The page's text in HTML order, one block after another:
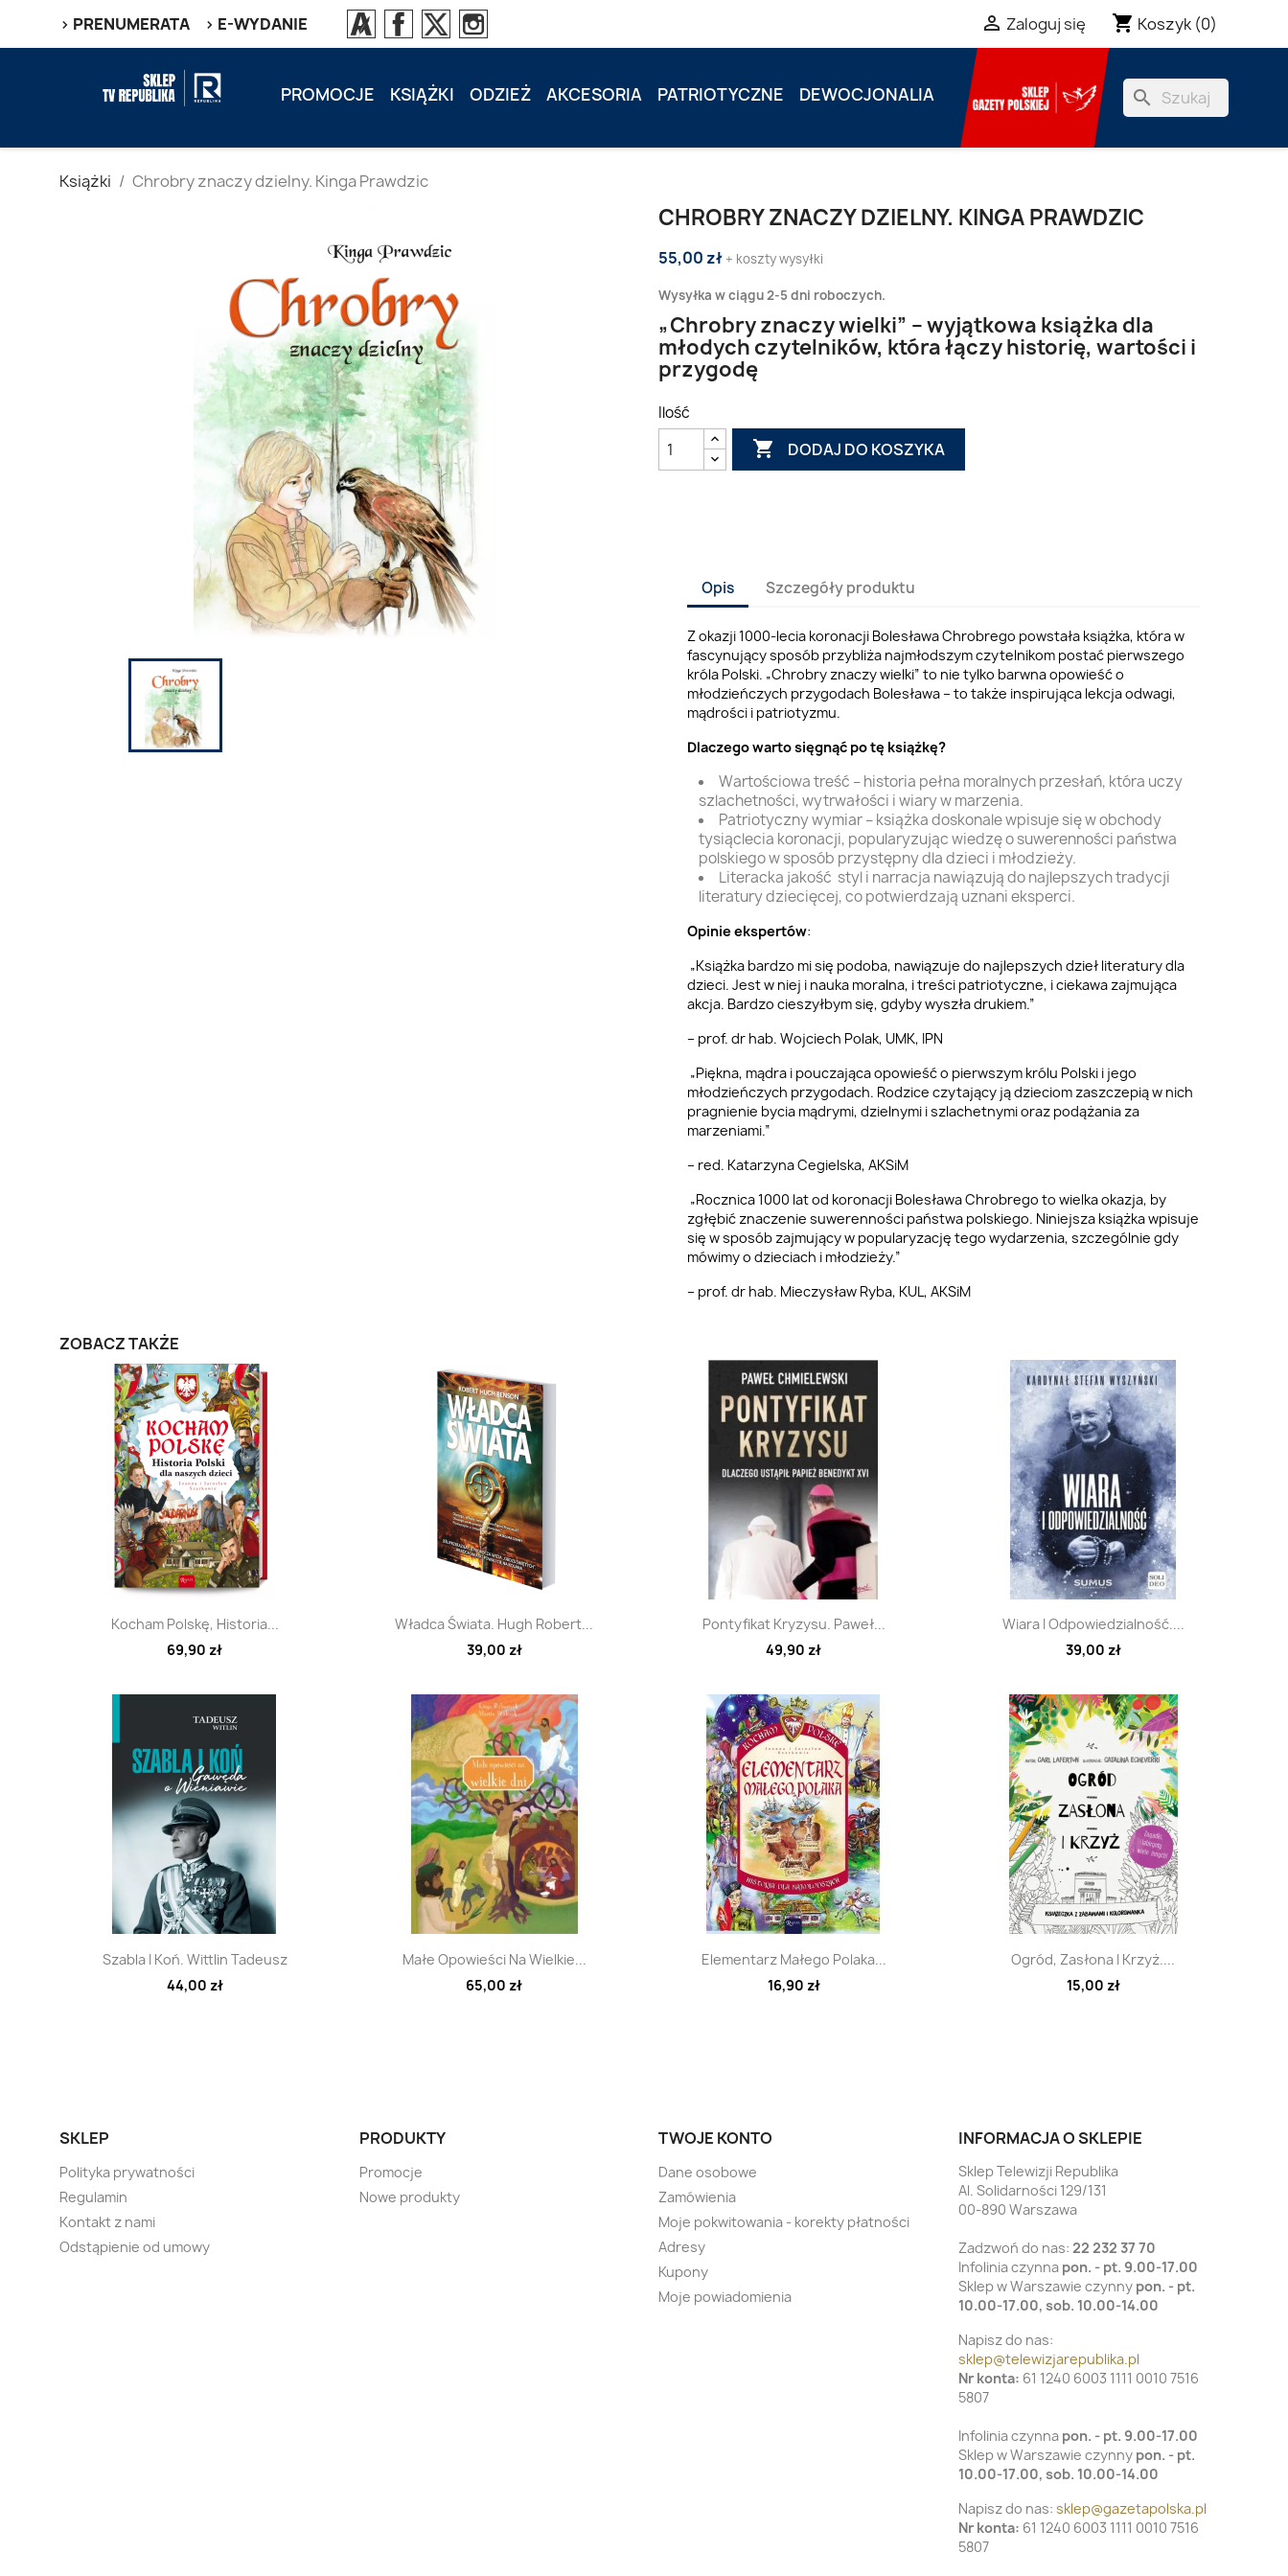
> PRENUMERATA > E-WYDANIE  Zaloguj się shopping_cart Koszyk (0)
PROMOCJE KSIĄŻKI ODZIEŻ AKCESORIA PATRIOTYCZNE DEWOCJONALIA search
Książki Chrobry znaczy dzielny. Kinga Prawdzic
CHROBRY ZNACZY DZIELNY. KINGA PRAWDZIC
55,00 zł + koszty wysyłki
Wysyłka w ciągu 2-5 dni roboczych.
„Chrobry znaczy wielki” – wyjątkowa książka dla
młodych czytelników, która łączy historię, wartości i
przygodę
Ilość
 DODAJ DO KOSZYKA
Opis Szczegóły produktu
Z okazji 1000-lecia koronacji Bolesława Chrobrego powstała książka, która w
fascynujący sposób przybliża najmłodszym czytelnikom postać pierwszego
króla Polski. „Chrobry znaczy wielki” to nie tylko barwna opowieść o
młodzieńczych przygodach Bolesława – to także inspirująca lekcja odwagi,
mądrości i patriotyzmu.
Dlaczego warto sięgnąć po tę książkę?
Wartościowa treść – historia pełna moralnych przesłań, która uczy
szlachetności, wytrwałości i wiary w marzenia.
Patriotyczny wymiar – książka doskonale wpisuje się w obchody
tysiąclecia koronacji, popularyzując wiedzę o suwerenności państwa
polskiego w sposób przystępny dla dzieci i młodzieży.
Literacka jakość styl i narracja nawiązują do najlepszych tradycji
literatury dziecięcej, co potwierdzają uznani eksperci.
Opinie ekspertów:
„Książka bardzo mi się podoba, nawiązuje do najlepszych dzieł literatury dla
dzieci. Jest w niej i nauka moralna, i treści patriotyczne, i ciekawa zajmująca
akcja. Bardzo cieszyłbym się, gdyby wyszła drukiem.”
– prof. dr hab. Wojciech Polak, UMK, IPN
„Piękna, mądra i pouczająca opowieść o pierwszym królu Polski i jego
młodzieńczych przygodach. Rodzice czytający ją dzieciom zaszczepią w nich
pragnienie bycia mądrymi, dzielnymi i szlachetnymi oraz podążania za
marzeniami.”
– red. Katarzyna Cegielska, AKSiM
„Rocznica 1000 lat od koronacji Bolesława Chrobrego to wielka okazja, by
zgłębić znaczenie suwerenności państwa polskiego. Niniejsza książka wpisuje
się w sposób zajmujący w popularyzację tego wydarzenia, szczególnie gdy
mówimy o dzieciach i młodzieży.”
– prof. dr hab. Mieczysław Ryba, KUL, AKSiM
ZOBACZ TAKŻE
Szybki podgląd
Kocham Polskę, Historia...
69,90 zł
Szybki podgląd
Władca Świata. Hugh Robert...
39,00 zł
Szybki podgląd
Pontyfikat Kryzysu. Paweł...
49,90 zł
Szybki podgląd
Wiara I Odpowiedzialność....
39,00 zł
Szybki podgląd
Szabla I Koń. Wittlin Tadeusz
44,00 zł
Szybki podgląd
Małe Opowieści Na Wielkie...
65,00 zł
Szybki podgląd
Elementarz Małego Polaka...
16,90 zł
Szybki podgląd
Ogród, Zasłona I Krzyż....
15,00 zł
SKLEP
Polityka prywatności
Regulamin
Kontakt z nami
Odstąpienie od umowy
PRODUKTY
Promocje
Nowe produkty
TWOJE KONTO
Dane osobowe
Zamówienia
Moje pokwitowania - korekty płatności
Adresy
Kupony
Moje powiadomienia
INFORMACJA O SKLEPIE
Sklep Telewizji Republika
Al. Solidarności 129/131
00-890 Warszawa
Zadzwoń do nas: 22 232 37 70
Infolinia czynna pon. - pt. 9.00-17.00
Sklep w Warszawie czynny pon. - pt.
10.00-17.00, sob. 10.00-14.00
Napisz do nas:
sklep@telewizjarepublika.pl
Nr konta: 61 1240 6003 1111 0010 7516
5807
Infolinia czynna pon. - pt. 9.00-17.00
Sklep w Warszawie czynny pon. - pt.
10.00-17.00, sob. 10.00-14.00
Napisz do nas: sklep@gazetapolska.pl
Nr konta: 61 1240 6003 1111 0010 7516
5807